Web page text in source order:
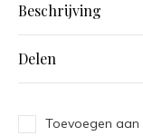
Beschrijving
Delen
Toevoegen aan